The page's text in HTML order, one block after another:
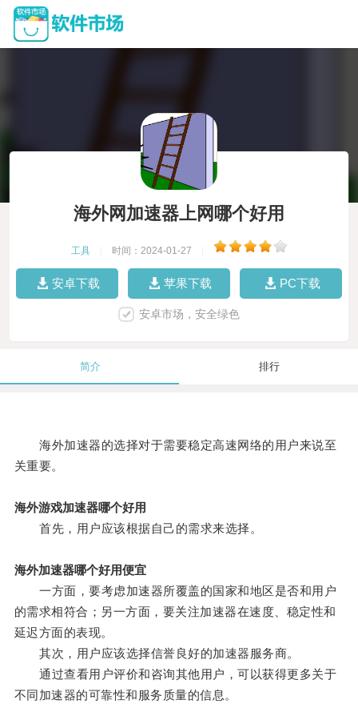
海外网加速器上网哪个好用
工具 时间：2024-01-27
安卓下载 苹果下载 PC下载
安卓市场，安全绿色
简介 排行
海外加速器的选择对于需要稳定高速网络的用户来说至
关重要。
海外游戏加速器哪个好用
首先，用户应该根据自己的需求来选择。
海外加速器哪个好用便宜
一方面，要考虑加速器所覆盖的国家和地区是否和用户
的需求相符合；另一方面，要关注加速器在速度、稳定性和
延迟方面的表现。
其次，用户应该选择信誉良好的加速器服务商。
通过查看用户评价和咨询其他用户，可以获得更多关于
不同加速器的可靠性和服务质量的信息。